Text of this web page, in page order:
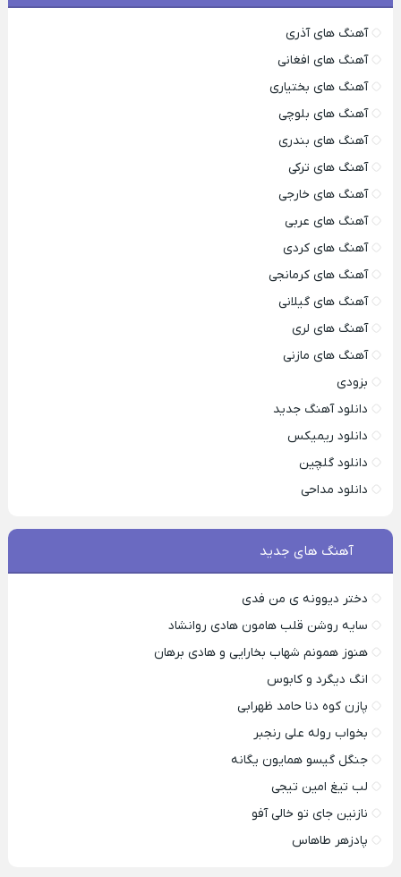
آهنگ های آذری
آهنگ های افغانی
آهنگ های بختیاری
آهنگ های بلوچی
آهنگ های بندری
آهنگ های ترکی
آهنگ های خارجی
آهنگ های عربی
آهنگ های کردی
آهنگ های کرمانجی
آهنگ های گیلانی
آهنگ های لری
آهنگ های مازنی
بزودی
دانلود آهنگ جدید
دانلود ریمیکس
دانلود گلچین
دانلود مداحی
آهنگ های جدید
دختر دیوونه ی من فدی
سایه روشن قلب هامون هادی روانشاد
هنوز همونم شهاب بخارایی و هادی برهان
انگ دیگرد و کابوس
پازن کوه دنا حامد ظهرابی
بخواب روله علی رنجبر
جنگل گیسو همایون یگانه
لب تیغ امین تیجی
نازنین جای تو خالی آفو
پادزهر طاهاس